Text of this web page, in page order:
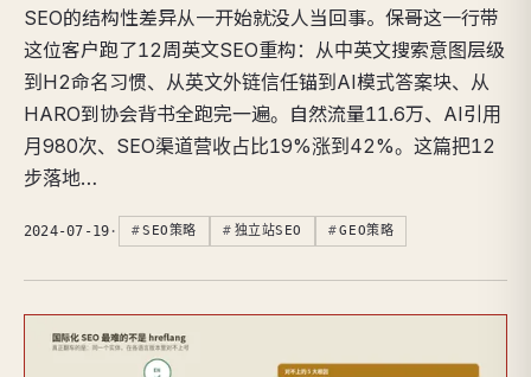
SEO的结构性差异从一开始就没人当回事。保哥这一行带
这位客户跑了12周英文SEO重构：从中英文搜索意图层级
到H2命名习惯、从英文外链信任锚到AI模式答案块、从
HARO到协会背书全跑完一遍。自然流量11.6万、AI引用
月980次、SEO渠道营收占比19%涨到42%。这篇把12
步落地…
2024-07-19 · SEO策略 独立站SEO GEO策略